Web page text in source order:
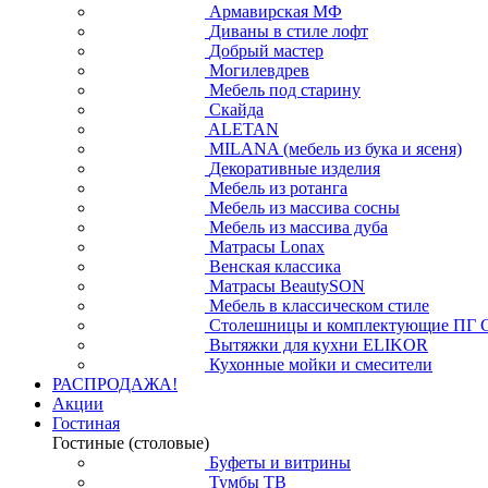
Армавирская МФ
Диваны в стиле лофт
Добрый мастер
Могилевдрев
Мебель под старину
Скайда
ALETAN
MILANA (мебель из бука и ясеня)
Декоративные изделия
Мебель из ротанга
Мебель из массива сосны
Мебель из массива дуба
Матрасы Lonax
Венская классика
Матрасы BeautySON
Мебель в классическом стиле
Столешницы и комплектующие ПГ
Вытяжки для кухни ELIKOR
Кухонные мойки и смесители
РАСПРОДАЖА!
Акции
Гостиная
Гостиные (столовые)
Буфеты и витрины
Тумбы ТВ